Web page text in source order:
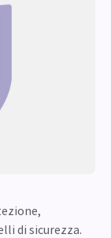
di sicurezza.